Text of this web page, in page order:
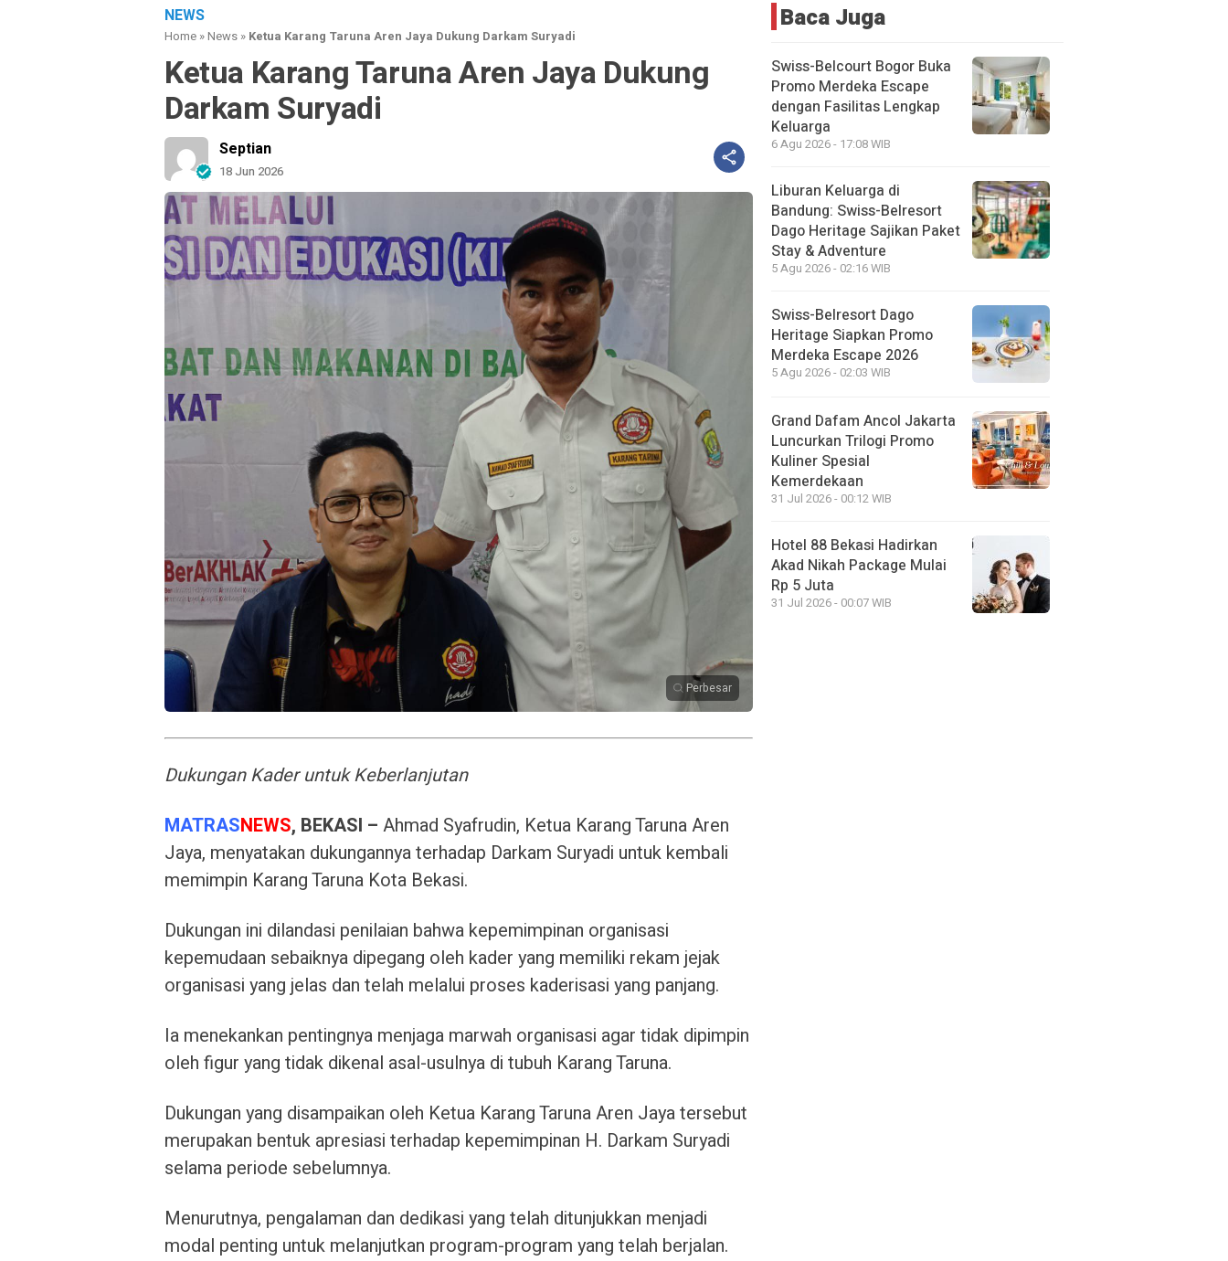
NEWS
Home »News » Ketua Karang Taruna Aren Jaya Dukung Darkam Suryadi
Ketua Karang Taruna Aren Jaya Dukung
Darkam Suryadi
Septian
18 Jun 2026
Perbesar
Dukungan Kader untuk Keberlanjutan
MATRASNEWS, BEKASI – Ahmad Syafrudin, Ketua Karang Taruna Aren
Jaya, menyatakan dukungannya terhadap Darkam Suryadi untuk kembali
memimpin Karang Taruna Kota Bekasi.
Dukungan ini dilandasi penilaian bahwa kepemimpinan organisasi
kepemudaan sebaiknya dipegang oleh kader yang memiliki rekam jejak
organisasi yang jelas dan telah melalui proses kaderisasi yang panjang.
Ia menekankan pentingnya menjaga marwah organisasi agar tidak dipimpin
oleh figur yang tidak dikenal asal-usulnya di tubuh Karang Taruna.
Dukungan yang disampaikan oleh Ketua Karang Taruna Aren Jaya tersebut
merupakan bentuk apresiasi terhadap kepemimpinan H. Darkam Suryadi
selama periode sebelumnya.
Menurutnya, pengalaman dan dedikasi yang telah ditunjukkan menjadi
modal penting untuk melanjutkan program-program yang telah berjalan.
Baca Juga
Swiss-Belcourt Bogor Buka
Promo Merdeka Escape
dengan Fasilitas Lengkap
Keluarga
6 Agu 2026 - 17:08 WIB
Liburan Keluarga di
Bandung: Swiss-Belresort
Dago Heritage Sajikan Paket
Stay & Adventure
5 Agu 2026 - 02:16 WIB
Swiss-Belresort Dago
Heritage Siapkan Promo
Merdeka Escape 2026
5 Agu 2026 - 02:03 WIB
Grand Dafam Ancol Jakarta
Luncurkan Trilogi Promo
Kuliner Spesial
Kemerdekaan
31 Jul 2026 - 00:12 WIB
Hotel 88 Bekasi Hadirkan
Akad Nikah Package Mulai
Rp 5 Juta
31 Jul 2026 - 00:07 WIB